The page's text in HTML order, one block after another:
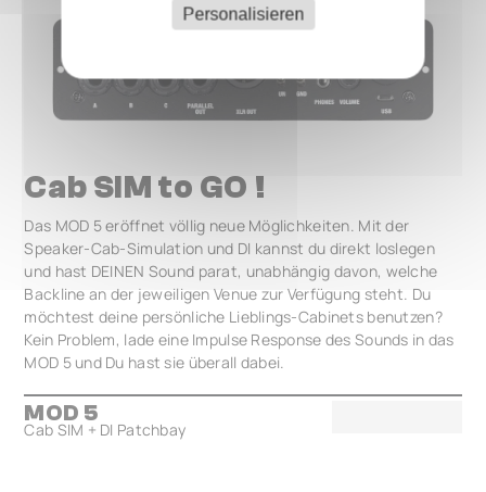
Personalisieren
Cab SIM to GO !
Das MOD 5 eröffnet völlig neue Möglichkeiten. Mit der
Speaker-Cab-Simulation und DI kannst du direkt loslegen
und hast DEINEN Sound parat, unabhängig davon, welche
Backline an der jeweiligen Venue zur Verfügung steht. Du
möchtest deine persönliche Lieblings-Cabinets benutzen?
Kein Problem, lade eine Impulse Response des Sounds in das
MOD 5 und Du hast sie überall dabei.
MOD 5
Cab SIM + DI Patchbay